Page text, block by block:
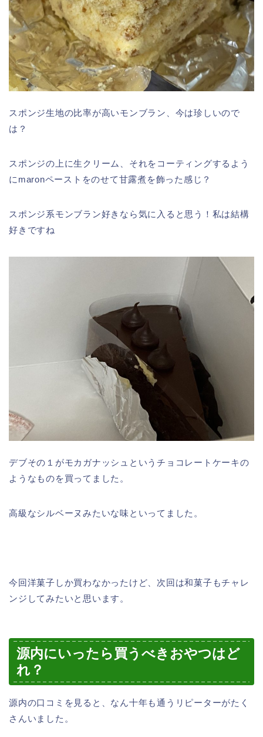
スポンジ生地の比率が高いモンブラン、今は珍しいので
は？
スポンジの上に生クリーム、それをコーティングするよう
にmaronペーストをのせて甘露煮を飾った感じ？
スポンジ系モンブラン好きなら気に入ると思う！私は結構
好きですね
デブその１がモカガナッシュというチョコレートケーキの
ようなものを買ってました。
高級なシルベーヌみたいな味といってました。
今回洋菓子しか買わなかったけど、次回は和菓子もチャレ
ンジしてみたいと思います。
源内にいったら買うべきおやつはど
れ？
源内の口コミを見ると、なん十年も通うリピーターがたく
さんいました。